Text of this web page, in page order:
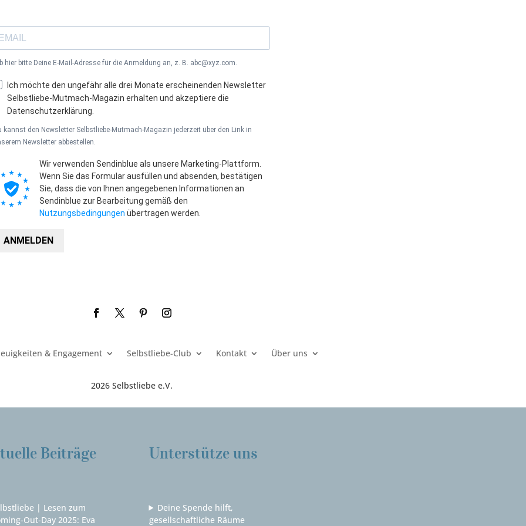
hier bitte Deine E-Mail-Adresse für die Anmeldung an, z. B. abc@xyz.com.
Ich möchte den ungefähr alle drei Monate erscheinenden Newsletter
Selbstliebe-Mutmach-Magazin erhalten und akzeptiere die
Datenschutzerklärung.
kannst den Newsletter Selbstliebe-Mutmach-Magazin jederzeit über den Link in
Newsletter abbestellen.
Wir verwenden Sendinblue als unsere Marketing-Plattform.
Wenn Sie das Formular ausfüllen und absenden, bestätigen
Sie, dass die von Ihnen angegebenen Informationen an
Sendinblue zur Bearbeitung gemäß den
Nutzungsbedingungen übertragen werden.
ANMELDEN
& Engagement Selbstliebe-Club Kontakt Über uns
2026 Selbstliebe e.V.
Beiträge
| Lesen zum
Out-Day 2025: Eva
Unterstütze uns
Deine Spende hilft,
gesellschaftliche Räume